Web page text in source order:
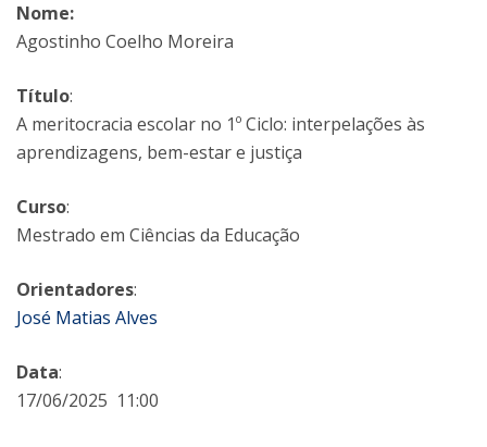
Nome:
Agostinho Coelho Moreira
Título:
A meritocracia escolar no 1º Ciclo: interpelações às
aprendizagens, bem-estar e justiça
Curso:
Mestrado em Ciências da Educação
Orientadores:
José Matias Alves
Data:
17/06/2025 11:00